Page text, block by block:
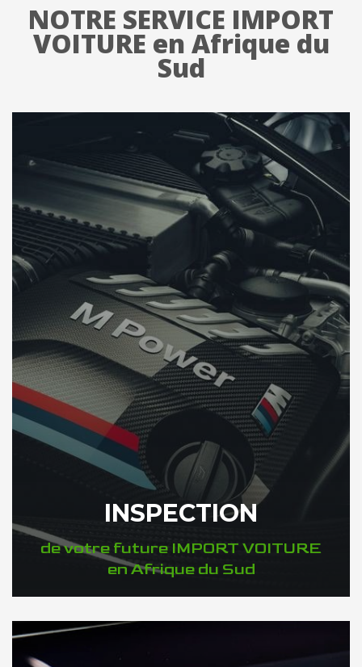
NOTRE SERVICE IMPORT
VOITURE en Afrique du
Sud
INSPECTION
de votre future IMPORT VOITURE
en Afrique du Sud